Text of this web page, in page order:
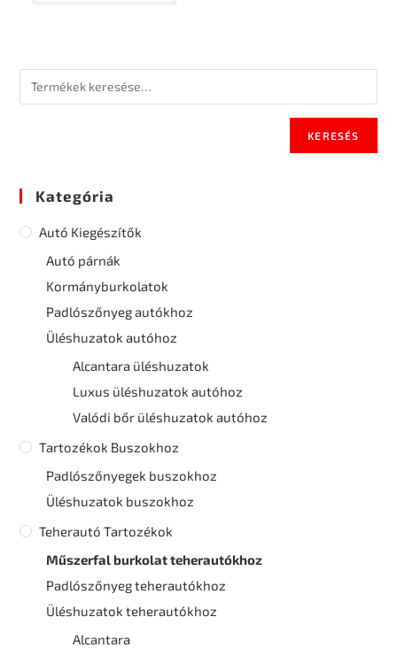
KERESÉS
Kategória
Autó Kiegészítők
Autó párnák
Kormányburkolatok
Padlószőnyeg autókhoz
Üléshuzatok autóhoz
Alcantara üléshuzatok
Luxus üléshuzatok autóhoz
Valódi bőr üléshuzatok autóhoz
Tartozékok Buszokhoz
Padlószőnyegek buszokhoz
Üléshuzatok buszokhoz
Teherautó Tartozékok
Műszerfal burkolat teherautókhoz
Padlószőnyeg teherautókhoz
Üléshuzatok teherautókhoz
Alcantara